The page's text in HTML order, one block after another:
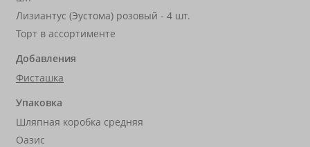
Лизиантус (Эустома) розовый - 4 шт.
Торт в ассортименте
Добавления
Фисташка
Упаковка
Шляпная коробка средняя
Оазис